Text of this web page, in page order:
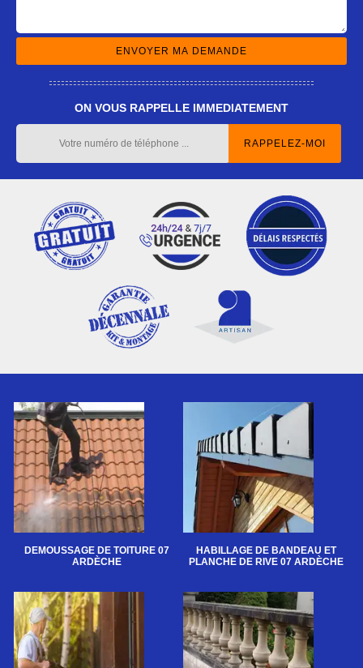
ON VOUS RAPPELLE IMMEDIATEMENT
DEMOUSSAGE DE TOITURE 07
ARDÈCHE
HABILLAGE DE BANDEAU ET
PLANCHE DE RIVE 07 ARDÈCHE